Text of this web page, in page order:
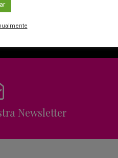
brevedad posible
Newsletter